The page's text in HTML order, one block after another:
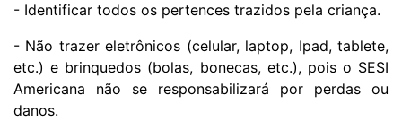
- Identificar todos os pertences trazidos pela criança.
- Não trazer eletrônicos (celular, laptop, Ipad, tablete,
etc.) e brinquedos (bolas, bonecas, etc.), pois o SESI
Americana não se responsabilizará por perdas ou
danos.